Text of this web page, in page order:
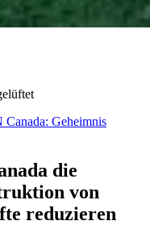
Canada: Geheimnis
die
von
reduzieren